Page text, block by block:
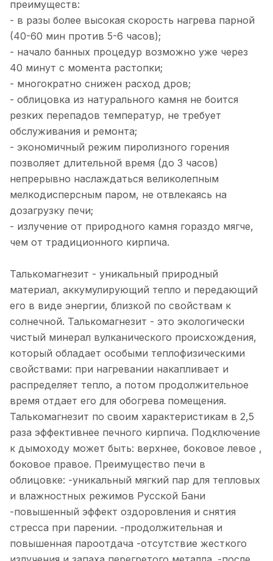
преимуществ:
- в разы более высокая скорость нагрева парной
(40-60 мин против 5-6 часов);
- начало банных процедур возможно уже через
40 минут с момента растопки;
- многократно снижен расход дров;
- облицовка из натурального камня не боится
резких перепадов температур, не требует
обслуживания и ремонта;
- экономичный режим пиролизного горения
позволяет длительной время (до 3 часов)
непрерывно наслаждаться великолепным
мелкодисперсным паром, не отвлекаясь на
дозагрузку печи;
- излучение от природного камня гораздо мягче,
чем от традиционного кирпича.
Талькомагнезит - уникальный природный
материал, аккумулирующий тепло и передающий
его в виде энергии, близкой по свойствам к
солнечной. Талькомагнезит - это экологически
чистый минерал вулканического происхождения,
который обладает особыми теплофизическими
свойствами: при нагревании накапливает и
распределяет тепло, а потом продолжительное
время отдает его для обогрева помещения.
Талькомагнезит по своим характеристикам в 2,5
раза эффективнее печного кирпича. Подключение
к дымоходу может быть: верхнее, боковое левое ,
боковое правое. Преимущество печи в
облицовке: -уникальный мягкий пар для тепловых
и влажностных режимов Русской Бани
-повышенный эффект оздоровления и снятия
стресса при парении. -продолжительная и
повышенная пароотдача -отсутствие жесткого